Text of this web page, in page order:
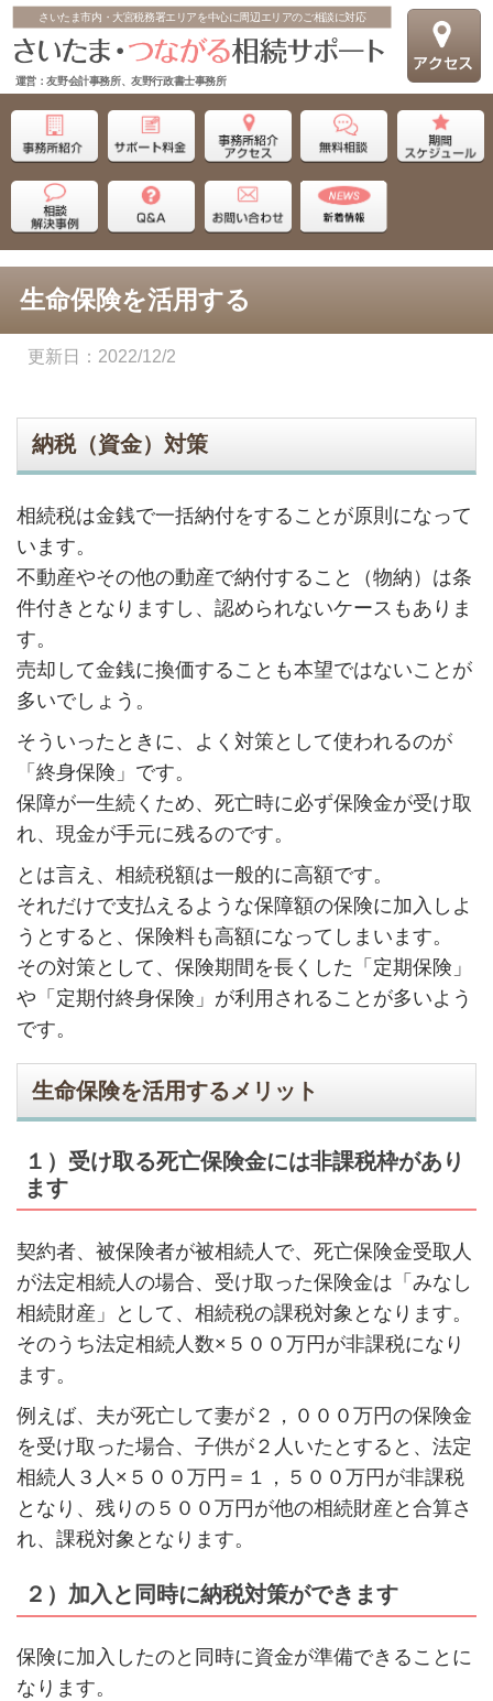
さいたま市内・大宮税務署エリアを中心に周辺エリアのご相談に対応
運営：友野会計事務所、友野行政書士事務所
生命保険を活用する
2022/12/2
納税（資金）対策
相続税は金銭で一括納付をすることが原則になって
います。
不動産やその他の動産で納付すること（物納）は条
件付きとなりますし、認められないケースもありま
す。
売却して金銭に換価することも本望ではないことが
多いでしょう。
そういったときに、よく対策として使われるのが
「終身保険」です。
保障が一生続くため、死亡時に必ず保険金が受け取
れ、現金が手元に残るのです。
とは言え、相続税額は一般的に高額です。
それだけで支払えるような保障額の保険に加入しよ
うとすると、保険料も高額になってしまいます。
その対策として、保険期間を長くした「定期保険」
や「定期付終身保険」が利用されることが多いよう
です。
生命保険を活用するメリット
１）受け取る死亡保険金には非課税枠があり
ます
契約者、被保険者が被相続人で、死亡保険金受取人
が法定相続人の場合、受け取った保険金は「みなし
相続財産」として、相続税の課税対象となります。
そのうち法定相続人数×５００万円が非課税になり
ます。
例えば、夫が死亡して妻が２，０００万円の保険金
を受け取った場合、子供が２人いたとすると、法定
相続人３人×５００万円＝１，５００万円が非課税
となり、残りの５００万円が他の相続財産と合算さ
れ、課税対象となります。
２）加入と同時に納税対策ができます
保険に加入したのと同時に資金が準備できることに
なります。